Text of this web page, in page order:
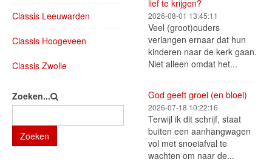
Classis Leeuwarden
Classis Hoogeveen
Classis Zwolle
Zoeken...
Zoeken
lief te krijgen?
2026-08-01 13:45:11
Veel (groot)ouders
verlangen ernaar dat hun
kinderen naar de kerk gaan.
Niet alleen omdat het...
God geeft groei (en bloei)
2026-07-18 10:22:16
Terwijl ik dit schrijf, staat
buiten een aanhangwagen
vol met snoeiafval te
wachten om naar de...